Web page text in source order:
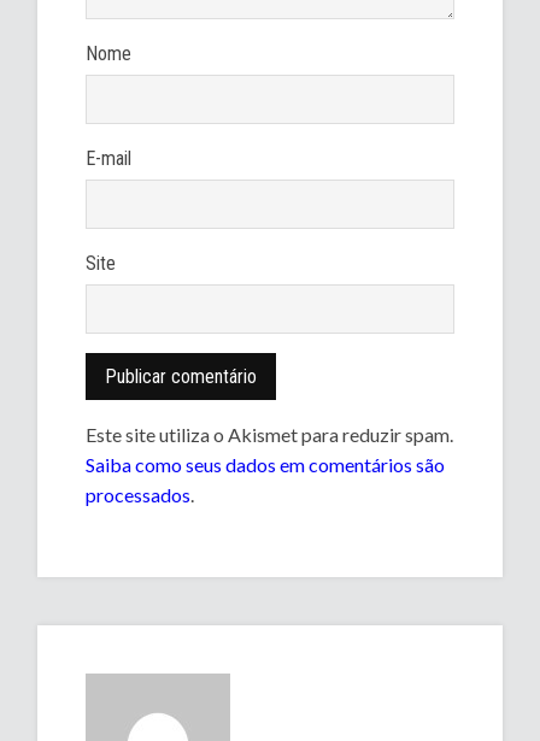
Nome
E-mail
Site
Este site utiliza o Akismet para reduzir spam.
Saiba como seus dados em comentários são
processados